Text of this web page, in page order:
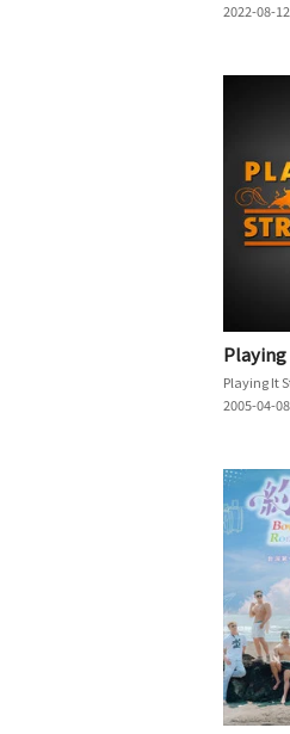
2022-08-12
Playing It
2005-04-08